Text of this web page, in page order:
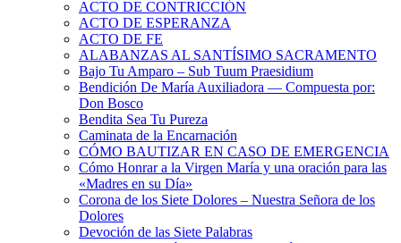
ACTO DE CONTRICCIÓN
ACTO DE ESPERANZA
ACTO DE FE
ALABANZAS AL SANTÍSIMO SACRAMENTO
Bajo Tu Amparo – Sub Tuum Praesidium
Bendición De María Auxiliadora — Compuesta por:
Don Bosco
Bendita Sea Tu Pureza
Caminata de la Encarnación
CÓMO BAUTIZAR EN CASO DE EMERGENCIA
Cómo Honrar a la Virgen María y una oración para las
«Madres en su Día»
Corona de los Siete Dolores – Nuestra Señora de los
Dolores
Devoción de las Siete Palabras